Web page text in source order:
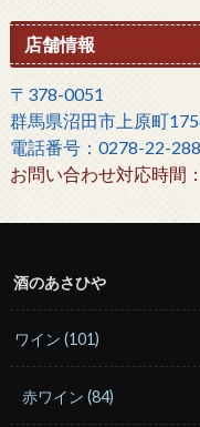
店舗情報
〒378-0051
群馬県沼田市上原町
電話番号：0278-22-
お問い合わせ対応時間
酒のあさひや
ワイン(101)
赤ワイン(84)